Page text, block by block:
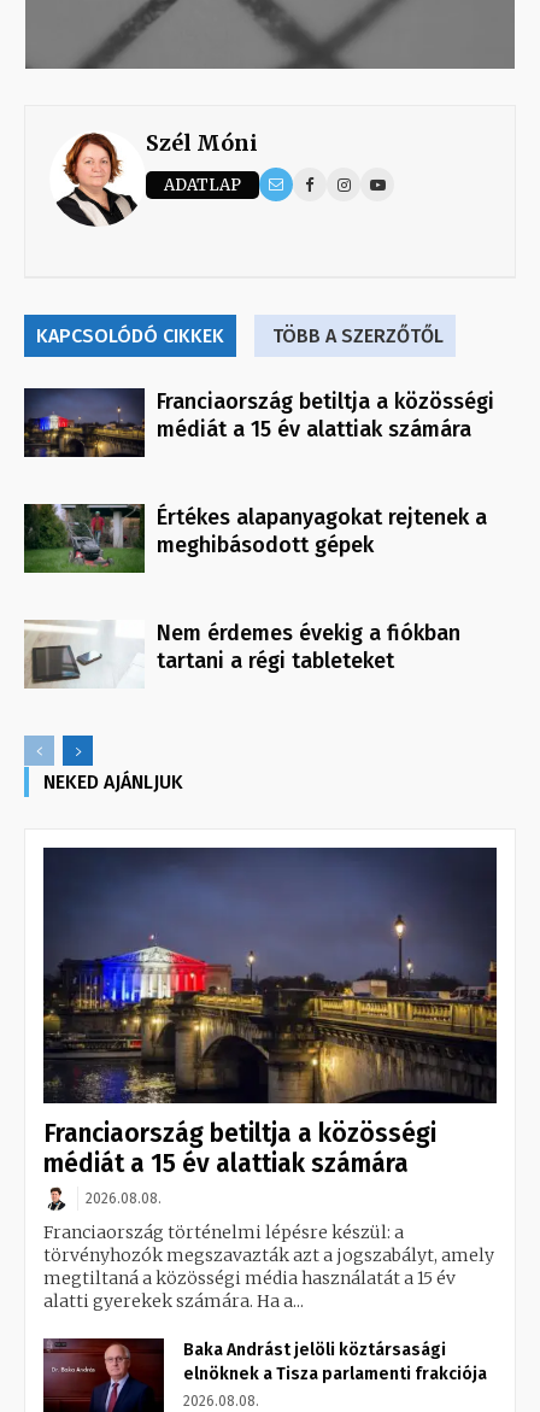
Szél Móni
ADATLAP
KAPCSOLÓDÓ CIKKEK TÖBB A SZERZŐTŐL
Franciaország betiltja a közösségi
médiát a 15 év alattiak számára
Értékes alapanyagokat rejtenek a
meghibásodott gépek
Nem érdemes évekig a fiókban
tartani a régi tableteket
NEKED AJÁNLJUK
Franciaország betiltja a közösségi
médiát a 15 év alattiak számára
2026.08.08.
Franciaország történelmi lépésre készül: a
törvényhozók megszavazták azt a jogszabályt, amely
megtiltaná a közösségi média használatát a 15 év
alatti gyerekek számára. Ha a...
Baka Andrást jelöli köztársasági
elnöknek a Tisza parlamenti frakciója
2026.08.08.